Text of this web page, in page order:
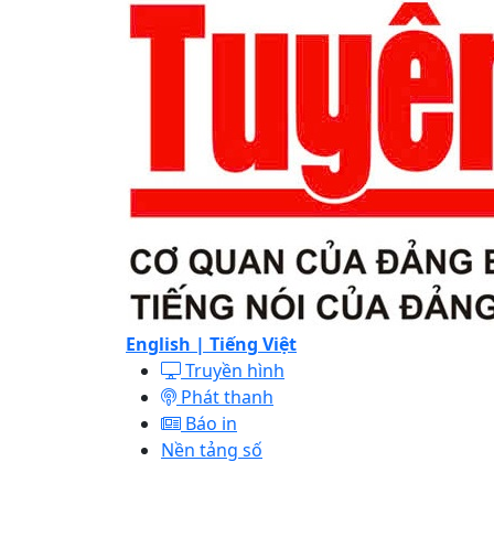
English | Tiếng Việt
Truyền hình
Phát thanh
Báo in
Nền tảng số